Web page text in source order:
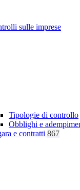
sulle imprese
Tipologie di controllo
Obblighi e
e contratti 867